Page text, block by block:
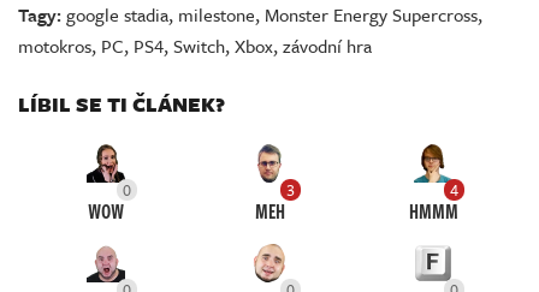
Tagy:google stadia, milestone, Monster Energy Supercross,
motokros, PC, PS4,Switch,Xbox,závodní hra
LÍBIL SE TI ČLÁNEK?
0
WOW
3
MEH
4
HMMM